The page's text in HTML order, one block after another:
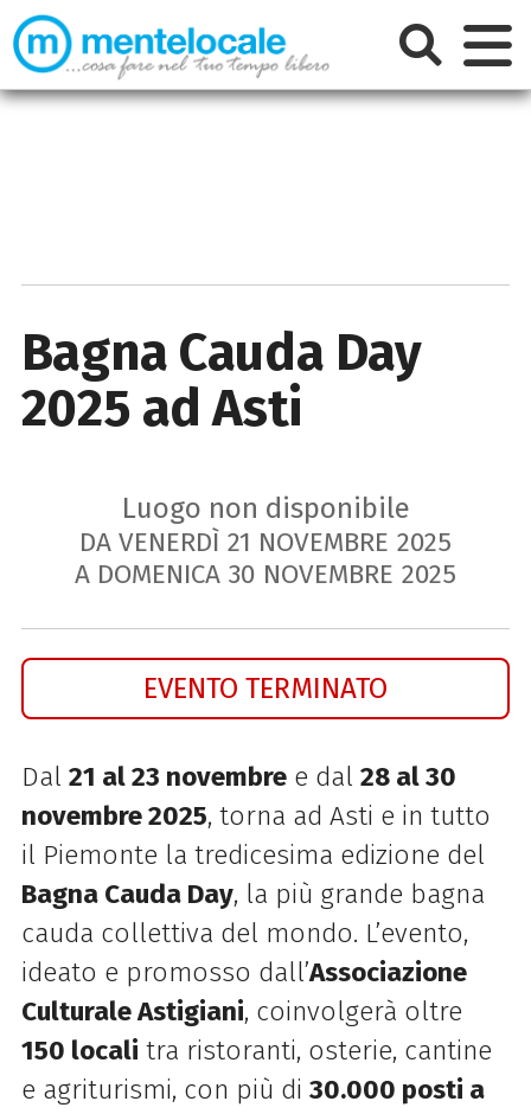
Bagna Cauda Day
2025 ad Asti
Luogo non disponibile
DA VENERDÌ 21 NOVEMBRE 2025
A DOMENICA 30 NOVEMBRE 2025
EVENTO TERMINATO
Dal 21 al 23 novembree dal 28 al 30
novembre 2025, torna ad Asti e in tutto
il Piemonte la tredicesima edizione del
Bagna Cauda Day, la più grande bagna
cauda collettiva del mondo. L’evento,
ideato e promosso dall’Associazione
Culturale Astigiani, coinvolgerà oltre
150 locali tra ristoranti, osterie, cantine
e agriturismi, con più di 30.000 posti a